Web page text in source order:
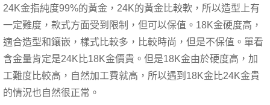
24K金指純度99%的黃金，24K的黃金比較軟，所以造型上有
一定難度，款式方面受到限制，但可以保值。18K金硬度高，
適合造型和鑲嵌，樣式比較多，比較時尚，但是不保值。單看
含金量肯定是24K比18K金價貴。但是18K金由於硬度高，加
工難度比較高，自然加工費就高，所以遇到18K金比24K金貴
的情況也自然很正常。